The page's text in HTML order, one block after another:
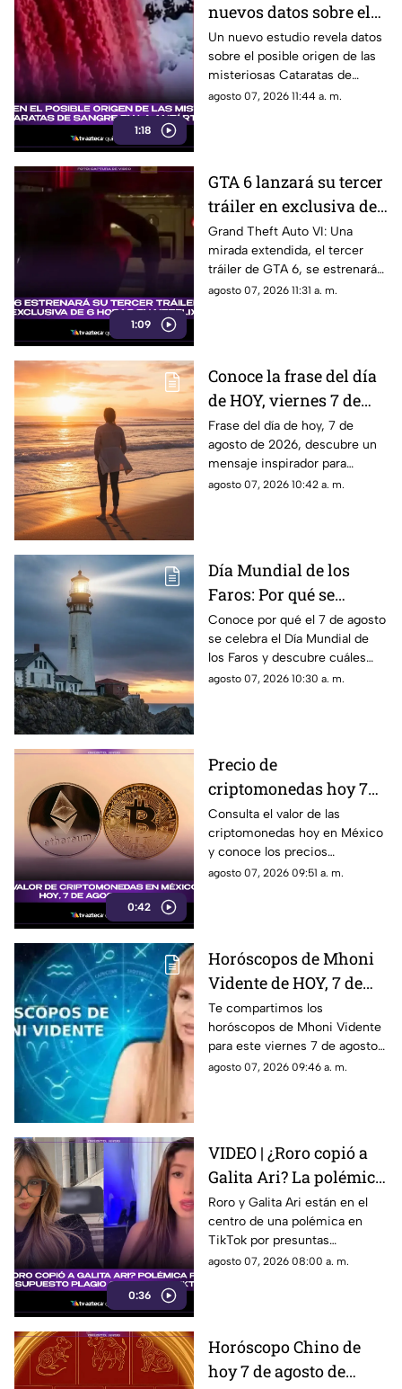
1:18
nuevos datos sobre el
posible origen de las
misteriosas Cataratas
de Sangre en la
Antártida
Un nuevo estudio revela datos
sobre el posible origen de las
misteriosas Cataratas de
Sangre en la Antártida. Aquí
agosto 07, 2026 11:44 a. m.
1:09
GTA 6 lanzará su tercer
tráiler en exclusiva de
6 horas en Netflix:
¿Cuándo será el estreno
del avance del Grand
Theft Auto VI?
Grand Theft Auto VI: Una
mirada extendida, el tercer
tráiler de GTA 6, se estrenará
en Netflix y aquí te
agosto 07, 2026 11:31 a. m.
Conoce la frase del día
de HOY, viernes 7 de
agosto de 2026, y
llénate de inspiración
con estas palabras
Frase del día de hoy, 7 de
agosto de 2026, descubre un
mensaje inspirador para
reflexionar y compartir con tus
agosto 07, 2026 10:42 a. m.
Día Mundial de los
Faros: Por qué se
celebra el 7 de agosto y
los 5 más famosos de la
historia
Conoce por qué el 7 de agosto
se celebra el Día Mundial de
los Faros y descubre cuáles
son los 5 más famosos de la
agosto 07, 2026 10:30 a. m.
0:42
Precio de
criptomonedas hoy 7
de agosto de 2026 en
México: Bitcoin,
Ethereum y más
Consulta el valor de las
criptomonedas hoy en México
y conoce los precios
actualizados de Bitcoin,
agosto 07, 2026 09:51 a. m.
Horóscopos de Mhoni
Vidente de HOY, 7 de
agosto de 2026: ¿Cuáles
son las predicciones
para cada signo
zodiacal este viernes?
Te compartimos los
horóscopos de Mhoni Vidente
para este viernes 7 de agosto
de 2026 y sus predicciones
agosto 07, 2026 09:46 a. m.
0:36
VIDEO | ¿Roro copió a
Galita Ari? La polémica
por el supuesto plagio
que sacude TikTok
Roro y Galita Ari están en el
centro de una polémica en
TikTok por presuntas
similitudes entre sus
agosto 07, 2026 08:00 a. m.
Horóscopo Chino de
hoy 7 de agosto de